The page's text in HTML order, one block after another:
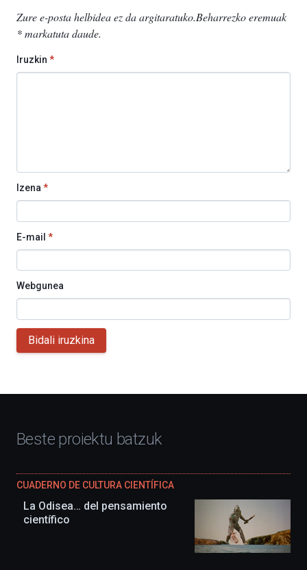
Zure e-posta helbidea ez da argitaratuko.Beharrezko eremuak
*markatuta daude.
Iruzkin *
Izena *
E-mail *
Webgunea
Bidali iruzkina
Beste proiektu batzuk
CUADERNO DE CULTURA CIENTÍFICA
La Odisea… del pensamiento
científico